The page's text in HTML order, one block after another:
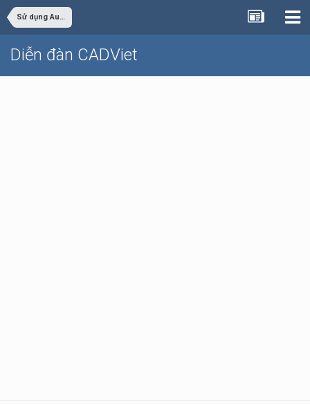
Sử dụng AutoCAD
Diễn đàn CADViet